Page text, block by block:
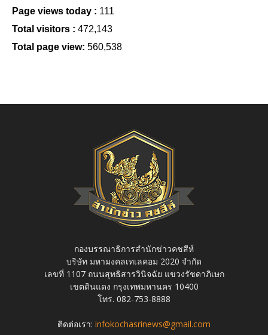
Page views today : 111
Total visitors : 472,143
Total page view: 560,538
กองบรรณาธิการสำนักข่าวคชสีห์
บริษัท มหามงคลเทเลคอม 2020 จำกัด
เลขที่ 1107 ถนนสุทธิสารวินิจฉัย แขวงรัชดาภิเษก
เขตดินแดง กรุงเทพมหานคร 10400
โทร. 082-753-8888
ติดต่อเรา: infokochasrinews@gmail.com